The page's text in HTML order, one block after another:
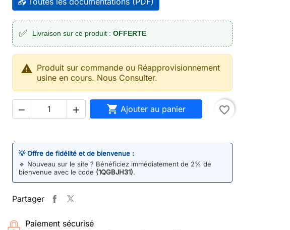
✅ Livraison sur ce produit : OFFERTE
 Produit sur commande ou Réapprovisionnement
usine en cours. Nous Consulter.
   Ajouter au panier favorite_border
💡 Offre de fidélité et de bienvenue :
🔹 Nouveau sur le site ? Bénéficiez immédiatement de 2% de
bienvenue avec le code (1QGBJH31).
Partager
Paiement sécurisé